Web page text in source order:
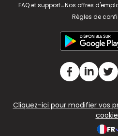
FAQ et support-Nos offres
Règles de
Cliquez-ici pour modifier vos
FR